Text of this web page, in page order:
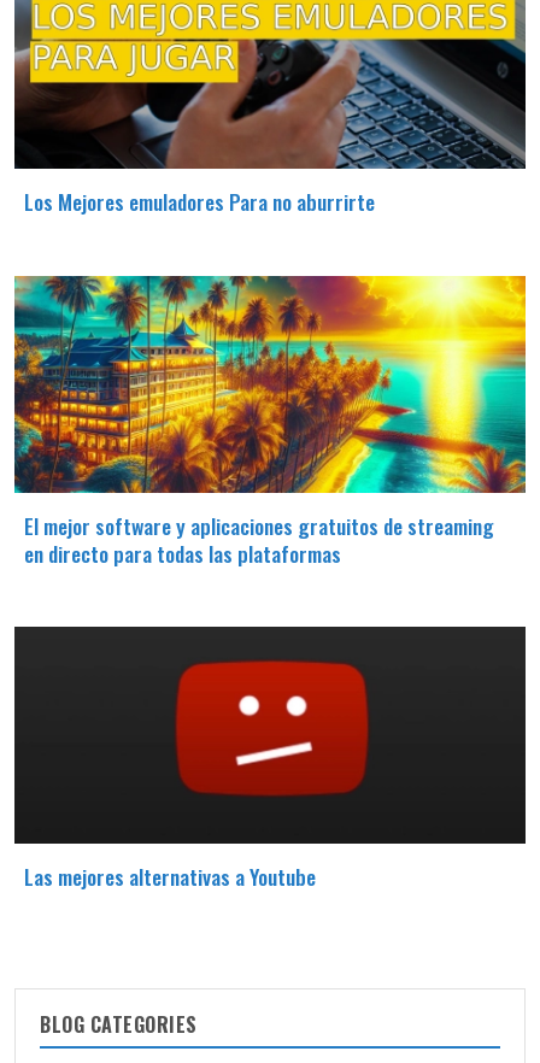
Los Mejores emuladores Para no aburrirte
El mejor software y aplicaciones gratuitos de streaming
en directo para todas las plataformas
Las mejores alternativas a Youtube
BLOG CATEGORIES